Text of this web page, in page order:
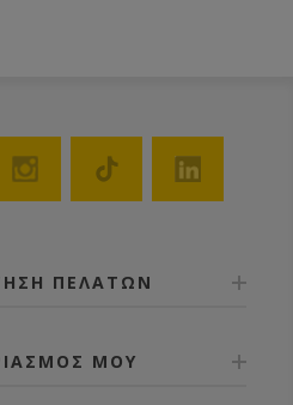
ΠΕΛΑΤΩΝ
ΜΟΥ